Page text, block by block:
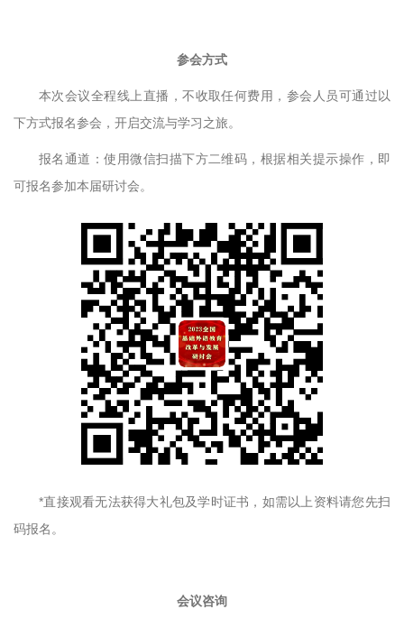
参会方式
本次会议全程线上直播，不收取任何费用，参会人员可通过以
下方式报名参会，开启交流与学习之旅。
报名通道：使用微信扫描下方二维码，根据相关提示操作，即
可报名参加本届研讨会。
*直接观看无法获得大礼包及学时证书，如需以上资料请您先扫
码报名。
会议咨询